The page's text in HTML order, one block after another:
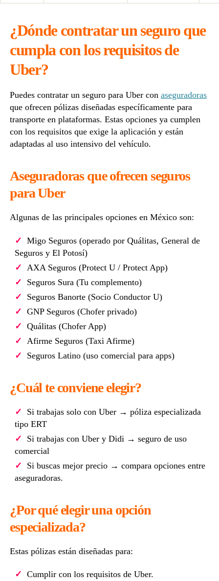
¿Dónde contratar un seguro que
cumpla con los requisitos de
Uber?
Puedes contratar un seguro para Uber con aseguradoras
que ofrecen pólizas diseñadas específicamente para
transporte en plataformas. Estas opciones ya cumplen
con los requisitos que exige la aplicación y están
adaptadas al uso intensivo del vehículo.
Aseguradoras que ofrecen seguros
para Uber
Algunas de las principales opciones en México son:
Migo Seguros (operado por Quálitas, General de
Seguros y El Potosí)
AXA Seguros (Protect U / Protect App)
Seguros Sura (Tu complemento)
Seguros Banorte (Socio Conductor U)
GNP Seguros (Chofer privado)
Quálitas (Chofer App)
Afirme Seguros (Taxi Afirme)
Seguros Latino (uso comercial para apps)
¿Cuál te conviene elegir?
Si trabajas solo con Uber → póliza especializada
tipo ERT
Si trabajas con Uber y Didi → seguro de uso
comercial
Si buscas mejor precio → compara opciones entre
aseguradoras.
¿Por qué elegir una opción
especializada?
Estas pólizas están diseñadas para:
Cumplir con los requisitos de Uber.